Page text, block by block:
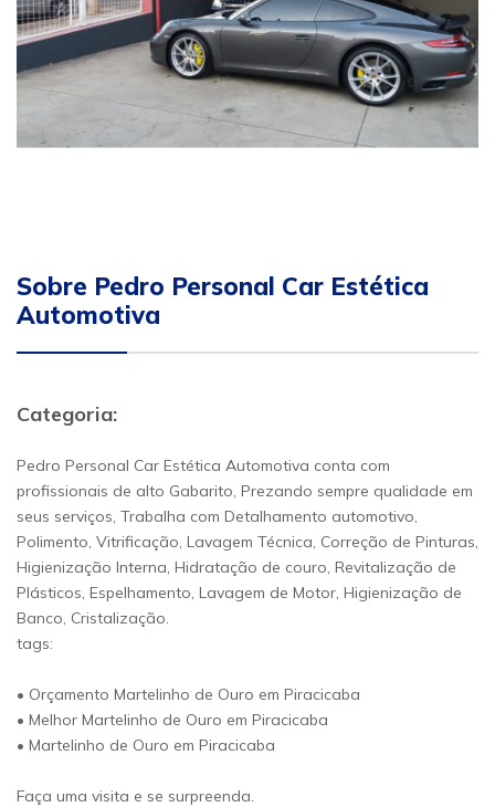
Sobre Pedro Personal Car Estética
Automotiva
Categoria:
Pedro Personal Car Estética Automotiva conta com
profissionais de alto Gabarito, Prezando sempre qualidade em
seus serviços, Trabalha com Detalhamento automotivo,
Polimento, Vitrificação, Lavagem Técnica, Correção de Pinturas,
Higienização Interna, Hidratação de couro, Revitalização de
Plásticos, Espelhamento, Lavagem de Motor, Higienização de
Banco, Cristalização.
tags:
• Orçamento Martelinho de Ouro em Piracicaba
• Melhor Martelinho de Ouro em Piracicaba
• Martelinho de Ouro em Piracicaba
Faça uma visita e se surpreenda.